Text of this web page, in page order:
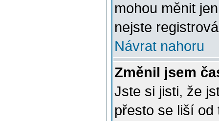
mohou měnit
nejste
Návrat nahoru
Změnil jsem
Jste si jisti, že
přesto se liší od